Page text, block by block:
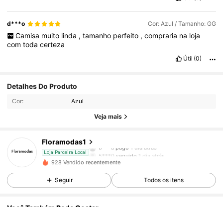
d***o Cor: Azul / Tamanho: GG
Camisa muito linda , tamanho perfeito , compraria na loja
comtodacerteza
Útil (0)
Detalhes Do Produto
Cor: Azul
Veja mais
Floramodas1
Loja Parceira Local seguido
3,69
26 Seguidores
3,69 26 Seguidores
928 Vendido recentemente
Seguir Todos os itens